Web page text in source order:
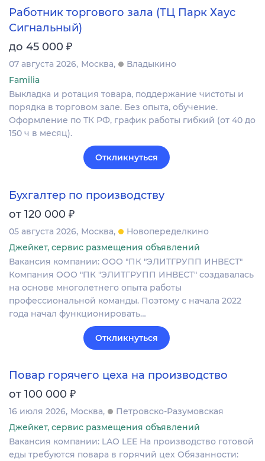
Работник торгового зала (ТЦ Парк Хаус
Сигнальный)
до 45 000 ₽
07 августа 2026 Москва
Владыкино
Familia
Выкладка и ротация товара, поддержание чистоты и
порядка в торговом зале. Без опыта, обучение.
Оформление по ТК РФ, график работы гибкий (от 40 до
150 ч в месяц).
Откликнуться
Бухгалтер по производству
от 120 000 ₽
05 августа 2026 Москва
Новопеределкино
Джейкет, сервис размещения объявлений
Вакансия компании: ООО "ПК "ЭЛИТГРУПП ИНВЕСТ"
Компания ООО "ПК "ЭЛИТГРУПП ИНВЕСТ" создавалась
на основе многолетнего опыта работы
профессиональной команды. Поэтому с начала 2022
года начал функционировать…
Откликнуться
Повар горячего цеха на производство
от 100 000 ₽
16 июля 2026 Москва
Петровско-Разумовская
Джейкет, сервис размещения объявлений
Вакансия компании: LAO LEE На производство готовой
еды требуются повара в горячий цех Обязанности: